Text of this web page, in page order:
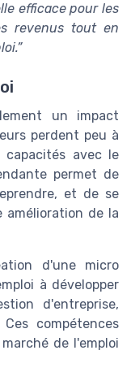
efficace pour les
revenus tout en
un impact
perdent peu à
avec le
permet de
et de se
de la
d'une micro
à développer
d'entreprise,
compétences
de l'emploi